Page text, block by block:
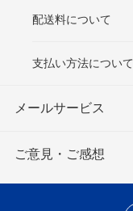
配送料について
支払い方法について
メールサービス
ご意見・ご感想